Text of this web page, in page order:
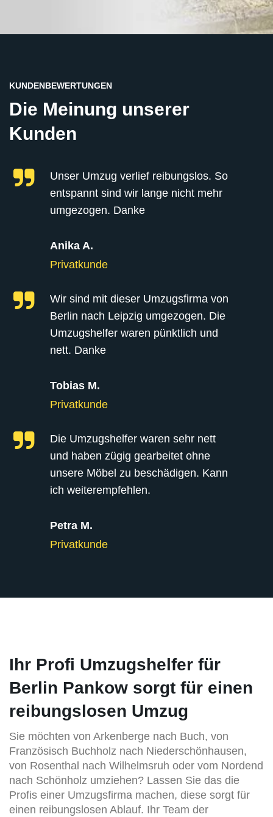
KUNDENBEWERTUNGEN
Die Meinung unserer
Kunden
Unser Umzug verlief reibungslos. So
entspannt sind wir lange nicht mehr
umgezogen. Danke
Anika A.
Privatkunde
Wir sind mit dieser Umzugsfirma von
Berlin nach Leipzig umgezogen. Die
Umzugshelfer waren pünktlich und
nett. Danke
Tobias M.
Privatkunde
Die Umzugshelfer waren sehr nett
und haben zügig gearbeitet ohne
unsere Möbel zu beschädigen. Kann
ich weiterempfehlen.
Petra M.
Privatkunde
Ihr Profi Umzugshelfer für
Berlin Pankow sorgt für einen
reibungslosen Umzug
Sie möchten von Arkenberge nach Buch, von
Französisch Buchholz nach Niederschönhausen,
von Rosenthal nach Wilhelmsruh oder vom Nordend
nach Schönholz umziehen? Lassen Sie das die
Profis einer Umzugsfirma machen, diese sorgt für
einen reibungslosen Ablauf. Ihr Team der